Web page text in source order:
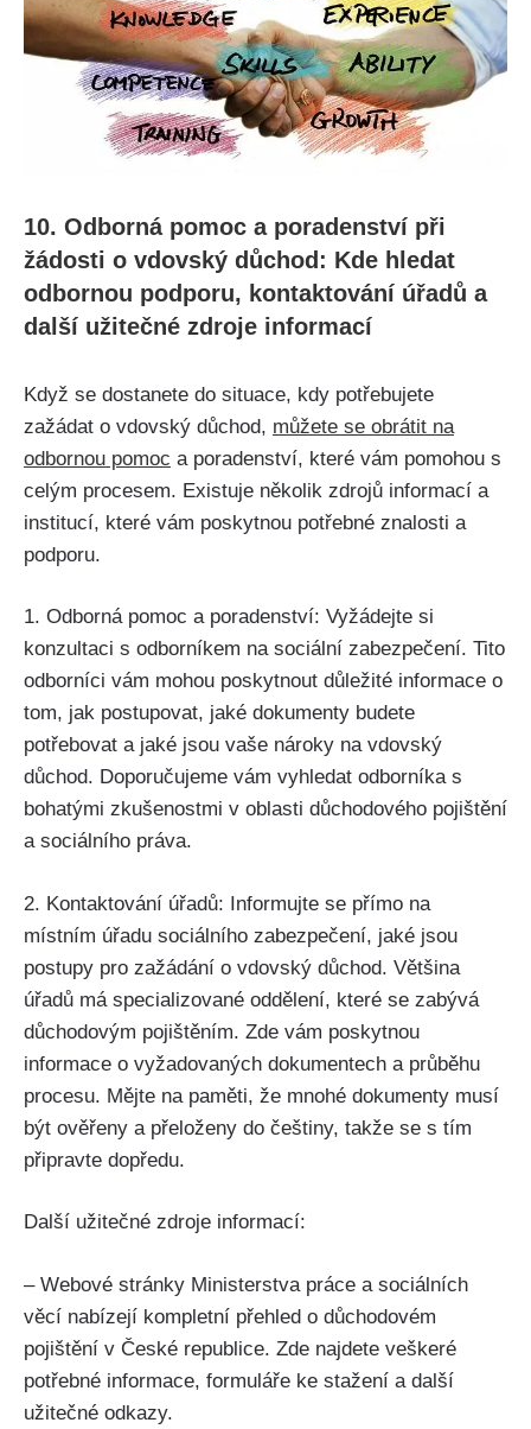
10. Odborná pomoc a poradenství při
žádosti o vdovský důchod: Kde hledat
odbornou podporu, kontaktování úřadů a
další užitečné zdroje informací
Když se dostanete do situace, kdy potřebujete
zažádat o vdovský důchod, můžete se obrátit na
odbornou pomoc a poradenství, které vám pomohou s
celým procesem. Existuje několik zdrojů informací a
institucí, které vám poskytnou potřebné znalosti a
podporu.
1. Odborná pomoc a poradenství: Vyžádejte si
konzultaci s odborníkem na sociální zabezpečení. Tito
odborníci vám mohou poskytnout důležité informace o
tom, jak postupovat, jaké dokumenty budete
potřebovat a jaké jsou vaše nároky na vdovský
důchod. Doporučujeme vám vyhledat odborníka s
bohatými zkušenostmi v oblasti důchodového pojištění
a sociálního práva.
2. Kontaktování úřadů: Informujte se přímo na
místním úřadu sociálního zabezpečení, jaké jsou
postupy pro zažádání o vdovský důchod. Většina
úřadů má specializované oddělení, které se zabývá
důchodovým pojištěním. Zde vám poskytnou
informace o vyžadovaných dokumentech a průběhu
procesu. Mějte na paměti, že mnohé dokumenty musí
být ověřeny a přeloženy do češtiny, takže se s tím
připravte dopředu.
Další užitečné zdroje informací:
– Webové stránky Ministerstva práce a sociálních
věcí nabízejí kompletní přehled o důchodovém
pojištění v České republice. Zde najdete veškeré
potřebné informace, formuláře ke stažení a další
užitečné odkazy.